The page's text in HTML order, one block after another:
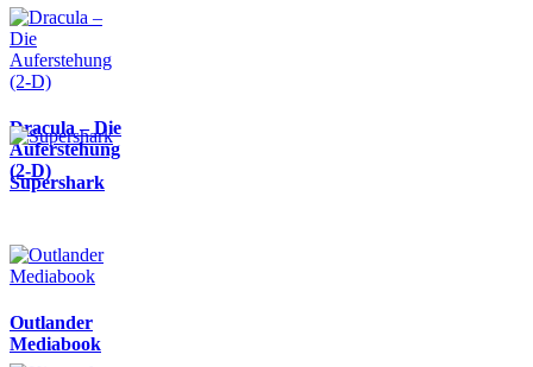
Dracula – Die
Auferstehung
(2-D)
Supershark
Outlander
Mediabook